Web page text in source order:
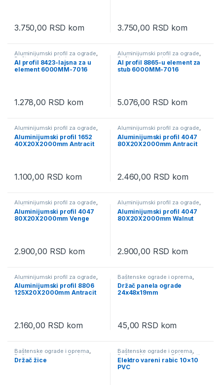
3.750,00 RSD kom 3.750,00 RSD kom
Aluminijumski profil za ograde,
Baštenske ograde i oprema
Baštenski program
Al profil 8423-lajsna za u
element 6000MM-7016
1.278,00 RSD kom
Aluminijumski profil za ograde,
Baštenske ograde i oprema
Baštenski program
Al profil 8865-u element za
stub 6000MM-7016
5.076,00 RSD kom
Aluminijumski profil za ograde,
Baštenske ograde i oprema,
Baštenski program
Aluminijumski profil 1652
40X20X2000mm Antracit
1.100,00 RSD kom
Aluminijumski profil za ograde,
Baštenske ograde i oprema,
Baštenski program
Aluminijumski profil 4047
80X20X2000mm Antracit
2.460,00 RSD kom
Aluminijumski profil za ograde,
Baštenske ograde i oprema,
Baštenski program
Aluminijumski profil 4047
80X20X2000mm Venge
2.900,00 RSD kom
Aluminijumski profil za ograde,
Baštenske ograde i oprema,
Baštenski program
Aluminijumski profil 4047
80X20X2000mm Walnut
2.900,00 RSD kom
Aluminijumski profil za ograde
Baštenske ograde i oprema,
Baštenski program
Aluminijumski profil 8806
125X20X2000mm Antracit
2.160,00 RSD kom
Baštenske ograde i oprema
Baštenski program Dodatna
oprema
Držač panela ograde
24x48x19mm
45,00 RSD kom
Baštenske ograde i oprema,
Baštenski program Dodatna
oprema
Držač žice
Baštenske ograde i oprema,
Baštenski program , Rabic pletiva
Elektro vareni rabic 10×10
PVC